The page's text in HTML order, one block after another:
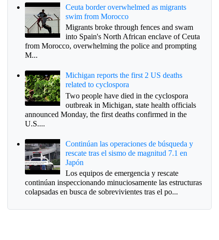
Ceuta border overwhelmed as migrants
swim from Morocco
Migrants broke through fences and swam
into Spain's North African enclave of Ceuta
from Morocco, overwhelming the police and prompting
M...
Michigan reports the first 2 US deaths
related to cyclospora
Two people have died in the cyclospora
outbreak in Michigan, state health officials
announced Monday, the first deaths confirmed in the
U.S....
Continúan las operaciones de búsqueda y
rescate tras el sismo de magnitud 7.1 en
Japón
Los equipos de emergencia y rescate
continúan inspeccionando minuciosamente las estructuras
colapsadas en busca de sobrevivientes tras el po...